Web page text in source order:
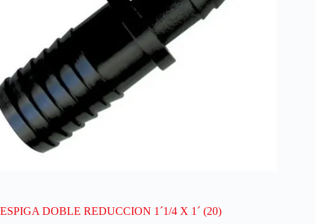
ESPIGA DOBLE REDUCCION 1´1/4 X 1´ (20)